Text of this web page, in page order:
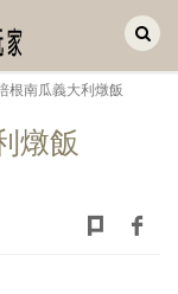
根南瓜義大利燉飯
燉飯